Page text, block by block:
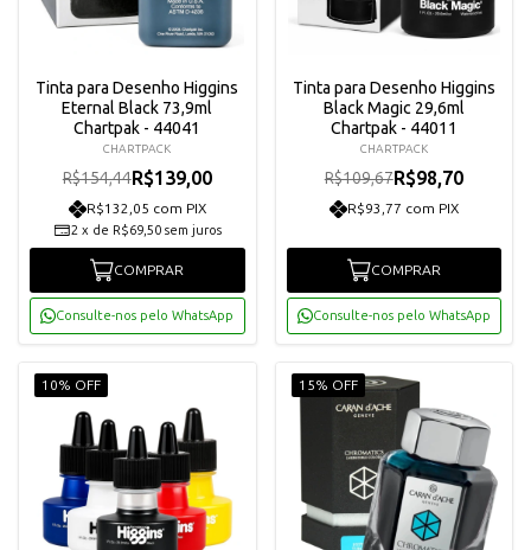
Tinta para Desenho Higgins
Eternal Black 73,9ml
Chartpak - 44041
CHARTPACK
R$154,44R$139,00
R$132,05 com PIX
2 x de R$69,50 sem juros
COMPRAR
Consulte-nos pelo WhatsApp
Tinta para Desenho Higgins
Black Magic 29,6ml
Chartpak - 44011
CHARTPACK
R$109,67R$98,70
R$93,77 com PIX
COMPRAR
Consulte-nos pelo WhatsApp
10% OFF 15% OFF